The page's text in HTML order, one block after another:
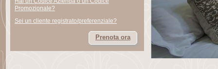
Promozionale?
Sei un cliente registrato/preferenziale?
Prenota ora